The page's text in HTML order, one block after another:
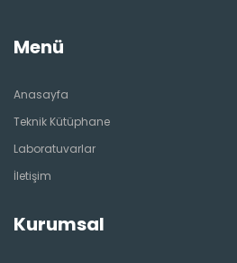
Menü
Anasayfa
Teknik Kütüphane
Laboratuvarlar
İletişim
Kurumsal